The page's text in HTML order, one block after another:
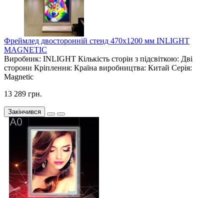
Фреймлед двосторонній стенд 470х1200 мм INLIGHT
MAGNETIC
Виробник: INLIGHT Кількість сторін з підсвіткою: Дві
сторони Кріплення: Країна виробництва: Китай Серія:
Magnetic
13 289 грн.
Закінчився